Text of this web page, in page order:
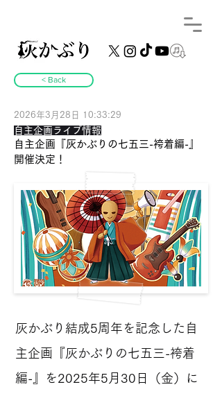
< Back
2026年3月28日 10:33:29
自主企画『灰かぶりの七五三-袴着編-』
開催決定！
自主企画ライブ情報
灰かぶり結成5周年を記念した自
主企画『灰かぶりの七五三-袴着
編-』を2025年5月30日（金）に